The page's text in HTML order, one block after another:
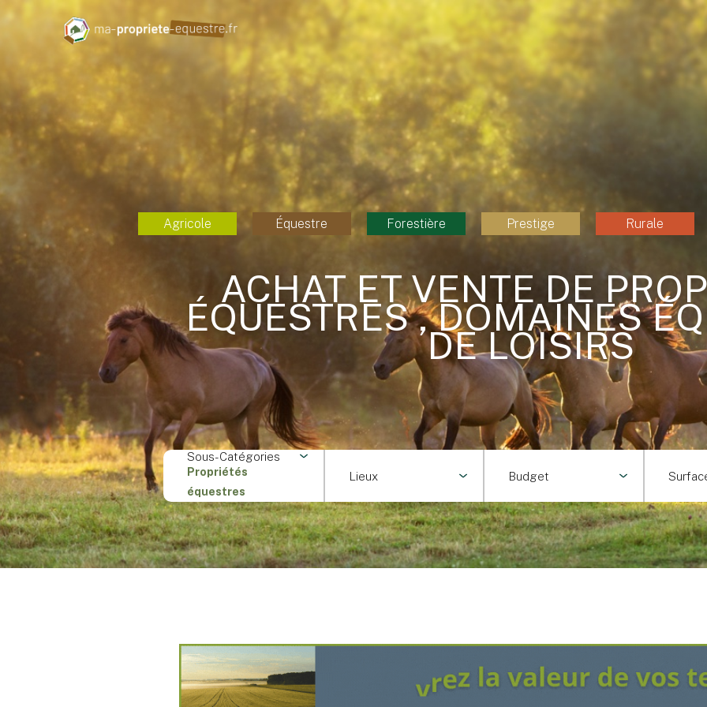
Agricole Équestre Forestière Prestige Rurale
ACHAT ET VENTE DE
ÉQUESTRES , DOMAINES
DE LOISIRS
Sous-Catégories
Propriétés
équestres
Lieux Budget